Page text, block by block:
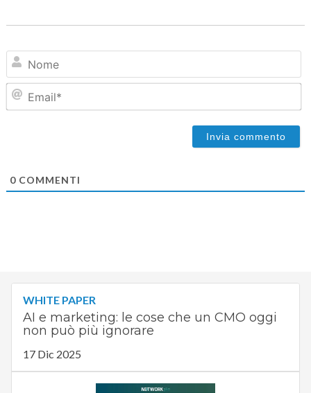
0COMMENTI
WHITE PAPER
AI e marketing: le cose che un CMO oggi
non può più ignorare
17 Dic 2025